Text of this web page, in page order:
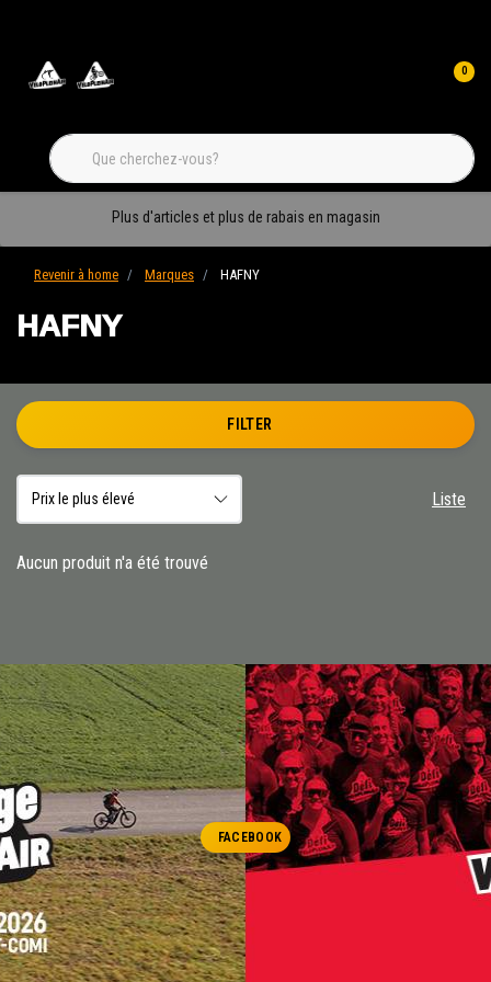
0
Plus d'articles et plus de rabais en magasin
Revenir à home Marques HAFNY
HAFNY
FILTER
Liste
Aucun produit n'a été trouvé
FACEBOOK